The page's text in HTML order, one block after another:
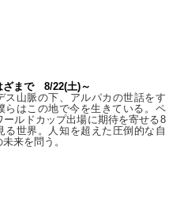
ざまで 8/22(土)～
ス山脈の下、アルパカの世話をす
はこの地で今を生きている。ペ
ールドカップ出場に期待を寄せる8
る世界。人知を超えた圧倒的な自
来を問う。